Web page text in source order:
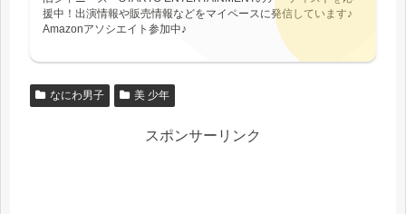
援中！出演情報や販売情報などをマイペースに発信しています♪
Amazonアソシエイト参加中♪
なにわ男子 美 少年
スポンサーリンク